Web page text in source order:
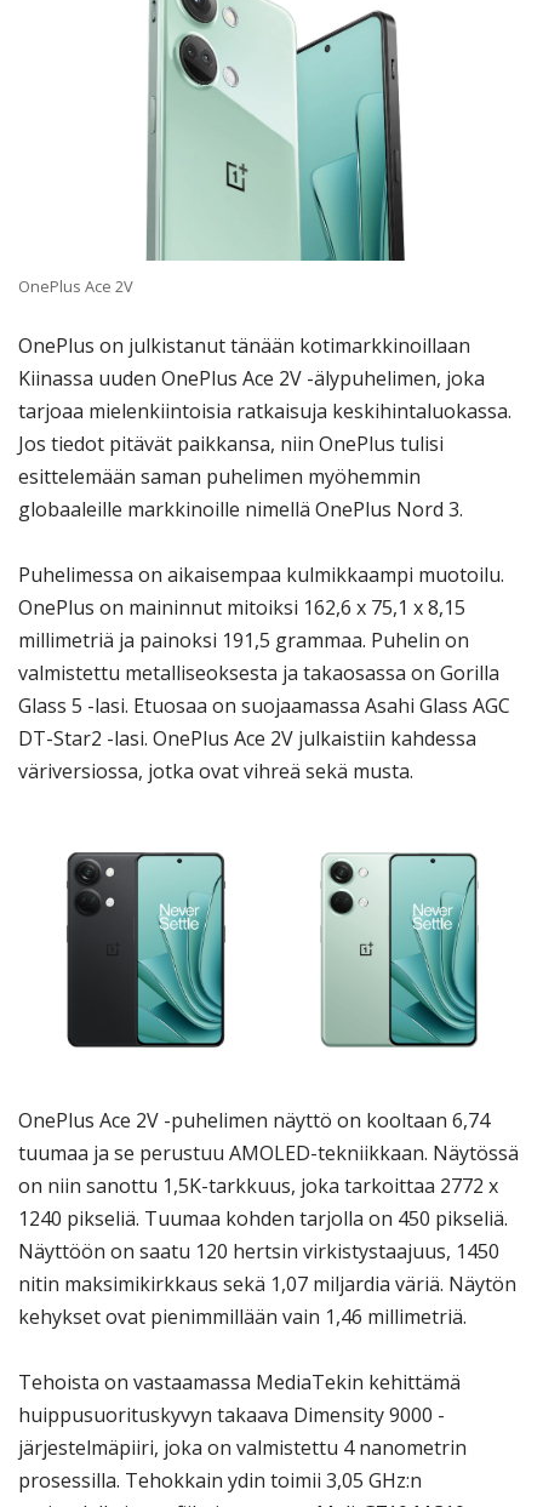
OnePlus Ace 2V
OnePlus on julkistanut tänään kotimarkkinoillaan
Kiinassa uuden OnePlus Ace 2V -älypuhelimen, joka
tarjoaa mielenkiintoisia ratkaisuja keskihintaluokassa.
Jos tiedot pitävät paikkansa, niin OnePlus tulisi
esittelemään saman puhelimen myöhemmin
globaaleille markkinoille nimellä OnePlus Nord 3.
Puhelimessa on aikaisempaa kulmikkaampi muotoilu.
OnePlus on maininnut mitoiksi 162,6 x 75,1 x 8,15
millimetriä ja painoksi 191,5 grammaa. Puhelin on
valmistettu metalliseoksesta ja takaosassa on Gorilla
Glass 5 -lasi. Etuosaa on suojaamassa Asahi Glass AGC
DT-Star2 -lasi. OnePlus Ace 2V julkaistiin kahdessa
väriversiossa, jotka ovat vihreä sekä musta.
OnePlus Ace 2V -puhelimen näyttö on kooltaan 6,74
tuumaa ja se perustuu AMOLED-tekniikkaan. Näytössä
on niin sanottu 1,5K-tarkkuus, joka tarkoittaa 2772 x
1240 pikseliä. Tuumaa kohden tarjolla on 450 pikseliä.
Näyttöön on saatu 120 hertsin virkistystaajuus, 1450
nitin maksimikirkkaus sekä 1,07 miljardia väriä. Näytön
kehykset ovat pienimmillään vain 1,46 millimetriä.
Tehoista on vastaamassa MediaTekin kehittämä
huippusuorituskyvyn takaava Dimensity 9000 -
järjestelmäpiiri, joka on valmistettu 4 nanometrin
prosessilla. Tehokkain ydin toimii 3,05 GHz:n